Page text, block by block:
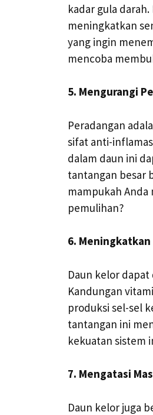
kadar gula
meningkatkan
yang ingin
mencoba
5. Mengurangi
Peradangan
sifat anti-
dalam daun ini
tantangan besar
mampukah
pemulihan?
6.
Daun kelor
Kandungan
produksi sel-sel
tantangan ini
kekuatan sistem
7. Mengatasi
Daun kelor juga